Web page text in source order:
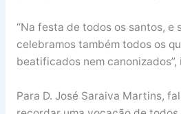
“Na festa de todos os santos, e
celebramos também todos os
beatificados nem canonizados”,
Para D. José Saraiva Martins,